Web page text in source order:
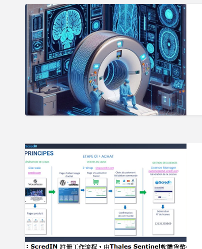
向
工
程|
防
篡
改
技
(三)
Sentinel
軟
體
保
護
鎖|
軟
授
管
理|Python
程
式
碼
加
密
(四)
Sentinel
實
現
自
動
化
的
軟